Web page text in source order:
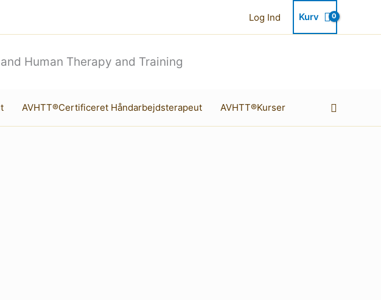
Log Ind Kurv
Human Therapy and Training
AVHTT®Certificeret Håndarbejdsterapeut AVHTT®Kurser Søg